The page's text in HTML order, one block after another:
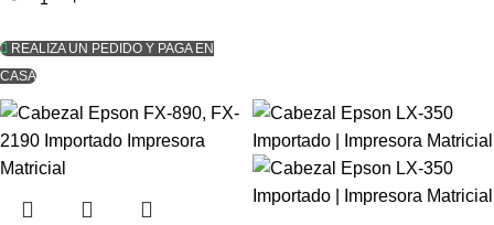
REALIZA UN PEDIDO Y PAGA EN
CASA